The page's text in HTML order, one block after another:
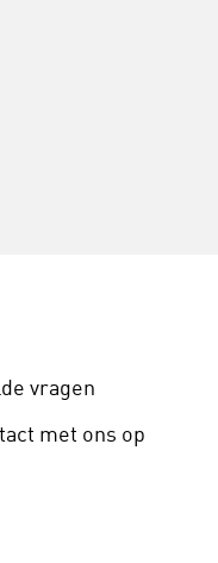
vragen
met ons op